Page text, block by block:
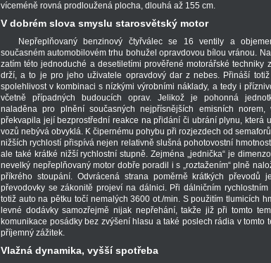
víceméně rovná prodloužená plocha, dlouhá až 155 cm.
V dobrém slova smyslu starosvětský motor
Nepřeplňovaný benzinový čtyřválec se 16 ventily a
současném automobilovém trhu bohužel opravdovou bílou vránou.
zatím této jednoduché a desetiletími prověřené motorářské techniky
drží, a to je pro jeho uživatele opravdový dar z nebes. Přináší totiž
spolehlivost v kombinaci s nízkými výrobními náklady, a tedy i
včetně případných budoucích oprav. Jelikož je pohonná
naladěna pro plnění současných nejpřísnějších emisních
překvapila její bezprostřední reakce na přidání či ubrání plynu, která
vozů nebývá obvyklá. K čipernému pohybu při rozjezdech od
nižších rychlostí přispívá nejen relativně slušná pohotovostní
ale také krátké nižší rychlostní stupně. Zejména „jednička“ je
nevelký nepřeplňovaný motor dobře poradil i s „roztažením“ plně
příkrého stoupání. Odvrácená strana poměrně krátkých převodů
převodovky se zákonitě projeví na dálnici. Při dálničním rychlostním
totiž auto na pětku točí nemalých 3600 ot./min. S použitím tlumicích
levné dodávky samozřejmě nijak nepřehání, takže již při tomto
komunikace posádky bez zvýšení hlasu a také poslech rádia v tomto
příjemný zážitek.
Vlažná dynamika, vyšší spotřeba